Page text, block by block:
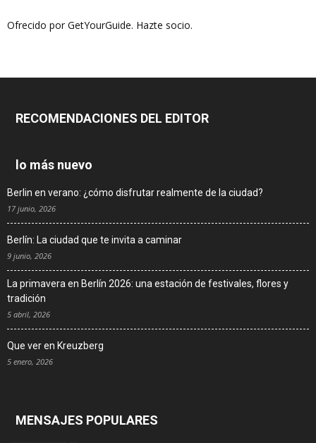
Ofrecido por GetYourGuide. Hazte socio.
RECOMENDACIONES DEL EDITOR
lo más nuevo
Berlin en verano: ¿cómo disfrutar realmente de la ciudad?
17 junio, 2026
Berlín: La ciudad que te invita a caminar
9 junio, 2026
La primavera en Berlín 2026: una estación de festivales, flores y
tradición
5 abril, 2026
Que ver en Kreuzberg
5 enero, 2026
MENSAJES POPULARES